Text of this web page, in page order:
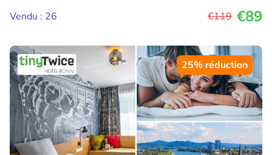
Vendu : 26
€119 €89
25% réduction